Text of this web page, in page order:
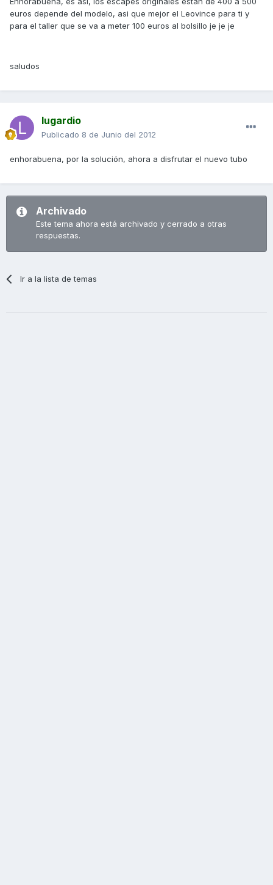
euros depende del modelo, asi que mejor el Leovince para ti y
para el taller que se va a meter 100 euros al bolsillo je je je
saludos
lugardio
Publicado 8 de Junio del 2012
enhorabuena, por la solución, ahora a disfrutar el nuevo tubo
Archivado
Este tema ahora está archivado y cerrado a otras
respuestas.
Ir a la lista de temas